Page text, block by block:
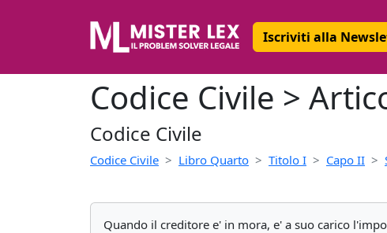
Iscriviti alla
Codice Civile >
Codice Civile
Codice Civile Libro Quarto Titolo I Capo II
Quando il creditore e' in mora, e' a suo carico